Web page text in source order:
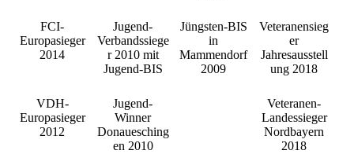
FCI-
Europasieger
2014
Jugend-
Verbandssiege
r 2010 mit
Jugend-BIS
Jüngsten-BIS
in
Mammendorf
2009
Veteranensieg
er
Jahresausstell
ung 2018
VDH-
Europasieger
2012
Jugend-
Winner
Donauesching
en 2010
Veteranen-
Landessieger
Nordbayern
2018